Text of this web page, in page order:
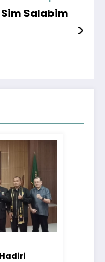
Salabim
Hadiri